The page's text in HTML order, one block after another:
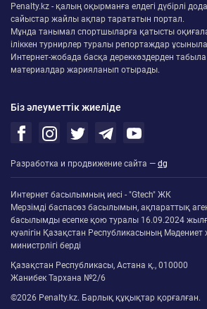
Penalty.kz - қалың оқырманға елдегі дүбірлі
сайыстар жайлы ақпар тарататын портал.
Мұнда танымал спортшыларға қатысты
іліккен турнирлер туралы репортаждар
Интернет-жобада басқа дереккөздерден
материалдар жарияланып отырады.
Біз әлеуметтік жиеліде
Разработка и продвижение сайта — dg
Интернет басылымның иесі - "Gtech" ЖК
Мерзімді баспасөз басылымын, ақпараттық
басылымды есепке қою туралы 16.09.2024
куәлігін Қазақстан Республикасының
министрлігі берді
Қазақстан Республикасы, Астана қ., 010000
Жанибек Тархана №2/6
©2026 Penalty.kz. Барлық құқықтар қорғалған.